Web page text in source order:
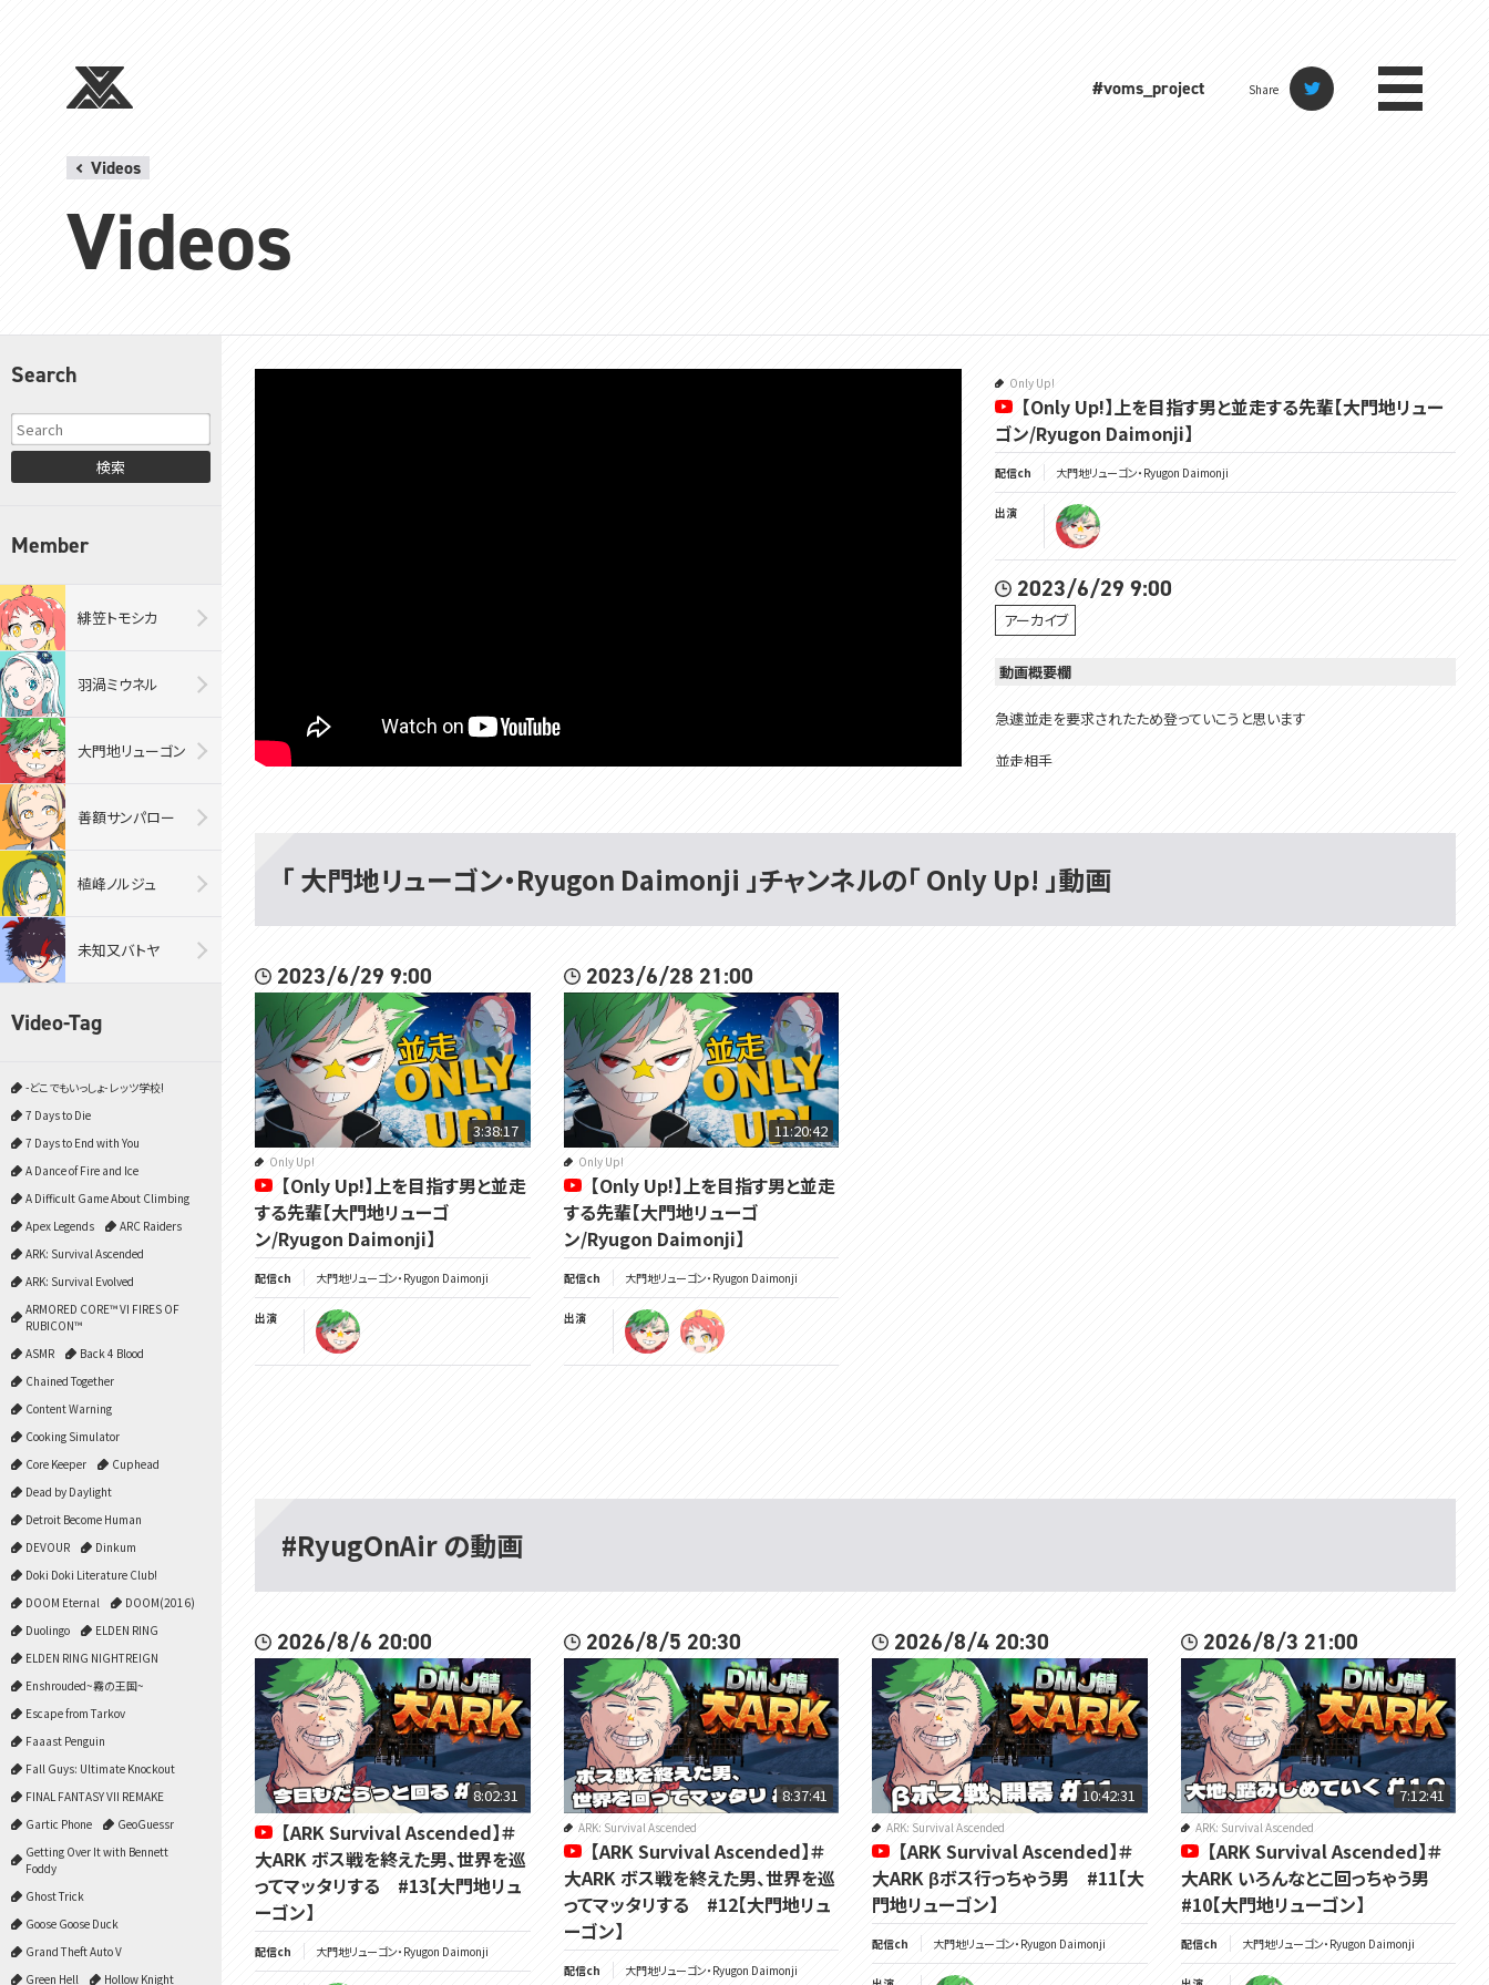
#voms_project Share
Videos
Videos
Search
検索
Member
緋笠トモシカ
羽渦ミウネル
大門地リューゴン
善額サンパロー
植峰ノルジュ
未知又バトヤ
Video-Tag
-どこでもいっしょ- レッツ学校!
7 Days to Die
7 Days to End with You
A Dance of Fire and Ice
A Difficult Game About Climbing
Apex Legends
ARC Raiders
ARK: Survival Ascended
ARK: Survival Evolved
ARMORED CORE™ VI FIRES OF
RUBICON™
ASMR
Back 4 Blood
Chained Together
Content Warning
Cooking Simulator
Core Keeper
Cuphead
Dead by Daylight
Detroit Become Human
DEVOUR
Dinkum
Doki Doki Literature Club!
DOOM Eternal
DOOM(2016)
Duolingo
ELDEN RING
ELDEN RING NIGHTREIGN
Enshrouded~霧の王国~
Escape from Tarkov
Faaast Penguin
Fall Guys: Ultimate Knockout
FINAL FANTASY VII REMAKE
Gartic Phone
GeoGuessr
Getting Over It with Bennett
Foddy
Ghost Trick
Goose Goose Duck
Grand Theft Auto V
Green Hell
Hollow Knight
Only Up!
【Only Up!】上を目指す男と並走する先輩【大門地リュー
ゴン/Ryugon Daimonji】
配信ch 大門地リューゴン・Ryugon Daimonji
出演
2023/6/29 9:00
アーカイブ
動画概要欄
急遽並走を要求されたため登っていこうと思います
並走相手
hhttps://www.youtube.com/channel/UCivDgaCAh7WPBoKA24WNwJ
Q/join
所属：#VOMSProject
「 大門地リューゴン・Ryugon Daimonji 」チャンネルの「 Only Up! 」動画
2023/6/29 9:00
3:38:17
Only Up!
【Only Up!】上を目指す男と並走
する先輩【大門地リューゴ
ン/Ryugon Daimonji】
配信ch 大門地リューゴン・Ryugon Daimonji
出演
2023/6/28 21:00
11:20:42
Only Up!
【Only Up!】上を目指す男と並走
する先輩【大門地リューゴ
ン/Ryugon Daimonji】
配信ch 大門地リューゴン・Ryugon Daimonji
出演
#RyugOnAir の動画
2026/8/6 20:00
8:02:31
【ARK Survival Ascended】＃
大ARK ボス戦を終えた男、世界を巡
ってマッタリする #13【大門地リュ
ーゴン】
配信ch 大門地リューゴン・Ryugon Daimonji
2026/8/5 20:30
8:37:41
ARK: Survival Ascended
【ARK Survival Ascended】＃
大ARK ボス戦を終えた男、世界を巡
ってマッタリする #12【大門地リュ
ーゴン】
配信ch 大門地リューゴン・Ryugon Daimonji
2026/8/4 20:30
10:42:31
ARK: Survival Ascended
【ARK Survival Ascended】＃
大ARK βボス行っちゃう男 #11【大
門地リューゴン】
配信ch 大門地リューゴン・Ryugon Daimonji
2026/8/3 21:00
7:12:41
ARK: Survival Ascended
【ARK Survival Ascended】＃
大ARK いろんなとこ回っちゃう男
#10【大門地リューゴン】
配信ch 大門地リューゴン・Ryugon Daimonji